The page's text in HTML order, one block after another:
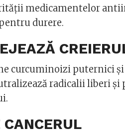
medicamentelor
durere.
curcuminoizi puternici
radicalii liberi și